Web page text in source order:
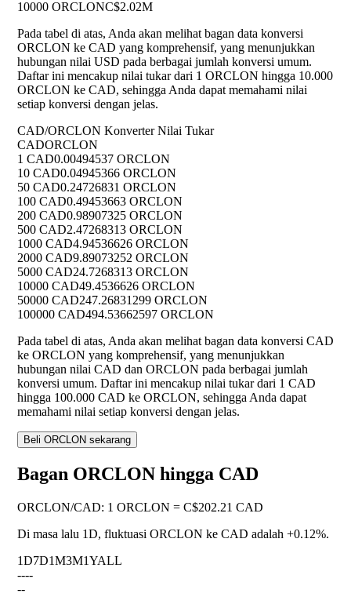
10000 ORCLONC$2.02M
Pada tabel di atas, Anda akan melihat bagan data konversi
ORCLON ke CAD yang komprehensif, yang menunjukkan
hubungan nilai USD pada berbagai jumlah konversi umum.
Daftar ini mencakup nilai tukar dari 1 ORCLON hingga 10.000
ORCLON ke CAD, sehingga Anda dapat memahami nilai
setiap konversi dengan jelas.
CAD/ORCLON Konverter Nilai Tukar
CADORCLON
1 CAD0.00494537 ORCLON
10 CAD0.04945366 ORCLON
50 CAD0.24726831 ORCLON
100 CAD0.49453663 ORCLON
200 CAD0.98907325 ORCLON
500 CAD2.47268313 ORCLON
1000 CAD4.94536626 ORCLON
2000 CAD9.89073252 ORCLON
5000 CAD24.7268313 ORCLON
10000 CAD49.4536626 ORCLON
50000 CAD247.26831299 ORCLON
100000 CAD494.53662597 ORCLON
Pada tabel di atas, Anda akan melihat bagan data konversi CAD
ke ORCLON yang komprehensif, yang menunjukkan
hubungan nilai CAD dan ORCLON pada berbagai jumlah
konversi umum. Daftar ini mencakup nilai tukar dari 1 CAD
hingga 100.000 CAD ke ORCLON, sehingga Anda dapat
memahami nilai setiap konversi dengan jelas.
Beli ORCLON sekarang
Bagan ORCLON hingga CAD
ORCLON/CAD: 1 ORCLON = C$202.21 CAD
Di masa lalu 1D, fluktuasi ORCLON ke CAD adalah +0.12%.
1D7D1M3M1YALL
----
--